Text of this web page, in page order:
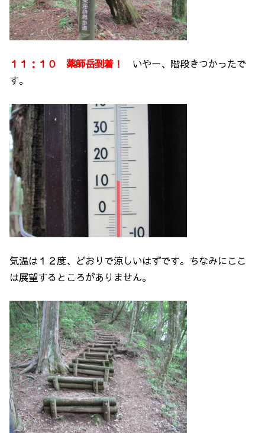
１１：１０ 薬師岳到着！
いやー、階段きつかったで
す。
気温は１２度、どおりで涼しいはずです。ちなみにここ
は展望するところがありません。